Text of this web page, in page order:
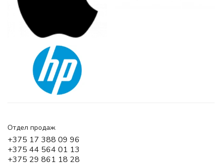
Отдел продаж
+375 17 388 09 96
+375 44 564 01 13
+375 29 861 18 28